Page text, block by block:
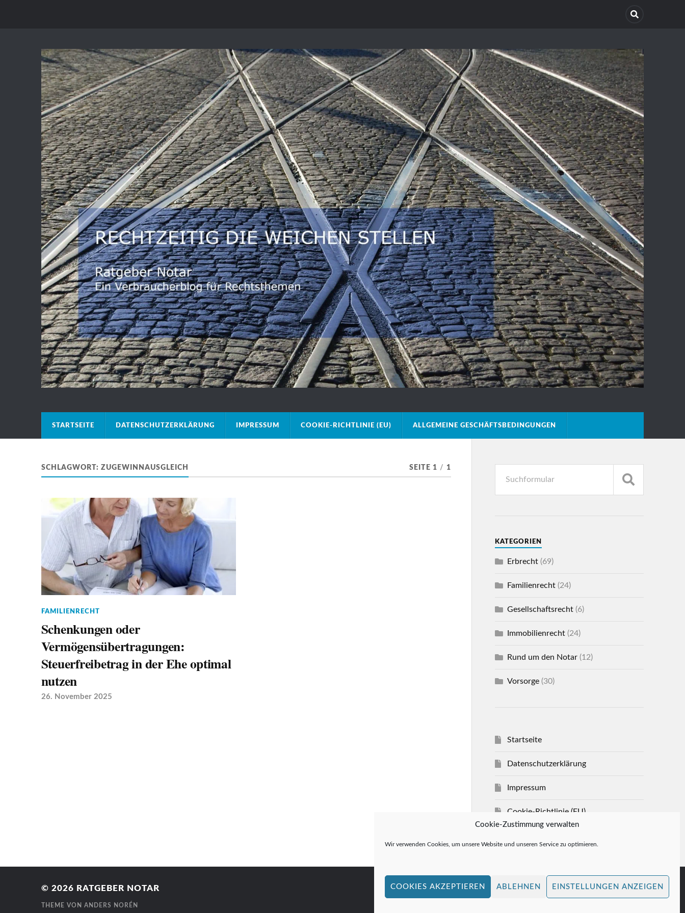
Cookie-Zustimmung verwalten
Wir verwenden Cookies, um unsere Website und unseren Service zu optimieren.
COOKIES AKZEPTIEREN ABLEHNEN EINSTELLUNGEN ANZEIGEN
STARTSEITE DATENSCHUTZERKLÄRUNG IMPRESSUM COOKIE-RICHTLINIE (EU) ALLGEMEINE GESCHÄFTSBEDINGUNGEN
SCHLAGWORT: ZUGEWINNAUSGLEICH SEITE 1 / 1
FAMILIENRECHT
Schenkungen oder
Vermögensübertragungen:
Steuerfreibetrag in der Ehe optimal
nutzen
26. November 2025
KATEGORIEN
Erbrecht(69)
Familienrecht(24)
Gesellschaftsrecht(6)
Immobilienrecht(24)
Rund um den Notar(12)
Vorsorge(30)
Startseite
Datenschutzerklärung
Impressum
Cookie-Richtlinie (EU)
© 2026 RATGEBER NOTAR
THEME VON ANDERS NORÉN